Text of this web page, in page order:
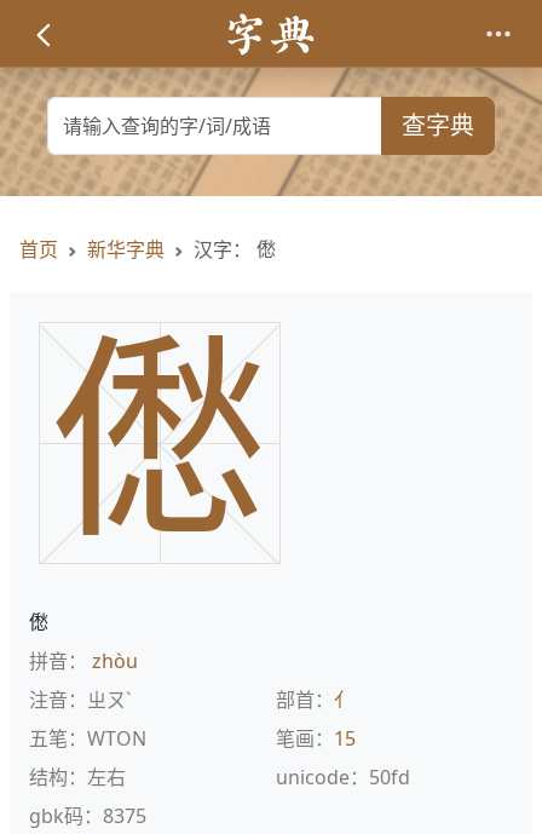
查字典
首页 新华字典 汉字： 僽
僽
僽
拼音： zhòu
注音：ㄓㄡˋ
部首： 亻
五笔：WTON
笔画： 15
结构：左右
unicode：50fd
gbk码：8375